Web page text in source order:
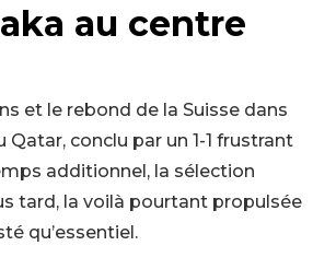
au centre
et le rebond de la Suisse dans
conclu par un 1-1 frustrant
additionnel, la sélection
tard, la voilà pourtant propulsée
qu’essentiel.